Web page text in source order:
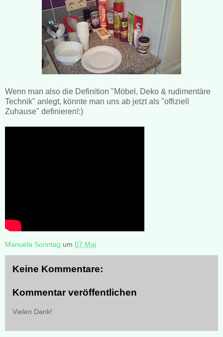
Wenn man also die Definition "Möbel, Deko & rudimentäre
Technik" anlegt, könnte man uns ab jetzt als "offiziell
Zuhause" definieren!:)
Manuela Sonntag um 07 Mai
Keine Kommentare:
Kommentar veröffentlichen
Vielen Dank!